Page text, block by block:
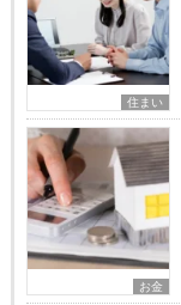
住まい
お金